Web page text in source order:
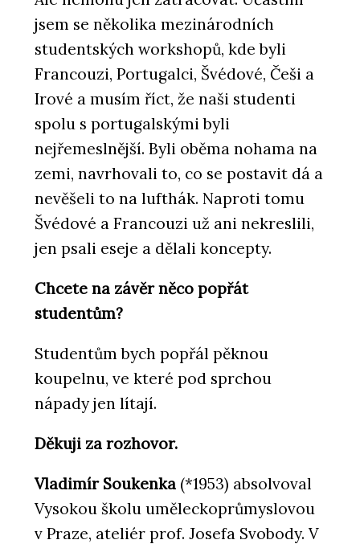
jsem se několika mezinárodních
studentských workshopů, kde byli
Francouzi, Portugalci, Švédové, Češi a
Irové a musím říct, že naši studenti
spolu s portugalskými byli
nejřemeslnější. Byli oběma nohama na
zemi, navrhovali to, co se postavit dá a
nevěšeli to na lufthák. Naproti tomu
Švédové a Francouzi už ani nekreslili,
jen psali eseje a dělali koncepty.
Chcete na závěr něco popřát
studentům?
Studentům bych popřál pěknou
koupelnu, ve které pod sprchou
nápady jen lítají.
Děkuji za rozhovor.
Vladimír Soukenka (*1953) absolvoval
Vysokou školu uměleckoprůmyslovou
v Praze, ateliér prof. Josefa Svobody. V